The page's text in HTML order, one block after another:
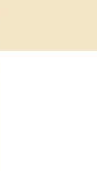
せ